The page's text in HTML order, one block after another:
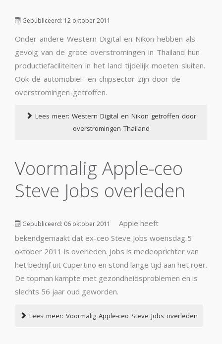
Gepubliceerd: 12 oktober 2011
Onder andere Western Digital en Nikon hebben als
gevolg van de grote overstromingen in Thailand hun
productiefaciliteiten in het land tijdelijk moeten sluiten.
Ook de automobiel- en chipsector zijn door de
overstromingen getroffen.
Lees meer: Western Digital en Nikon getroffen door
overstromingen Thailand
Voormalig Apple-ceo
Steve Jobs overleden
Gepubliceerd: 06 oktober 2011
Apple heeft
bekendgemaakt dat ex-ceo Steve Jobs woensdag 5
oktober 2011 is overleden. Jobs is medeoprichter van
het bedrijf uit Cupertino en stond lange tijd aan het roer.
De topman kampte met gezondheidsproblemen en is
slechts 56 jaar oud geworden.
Lees meer: Voormalig Apple-ceo Steve Jobs overleden